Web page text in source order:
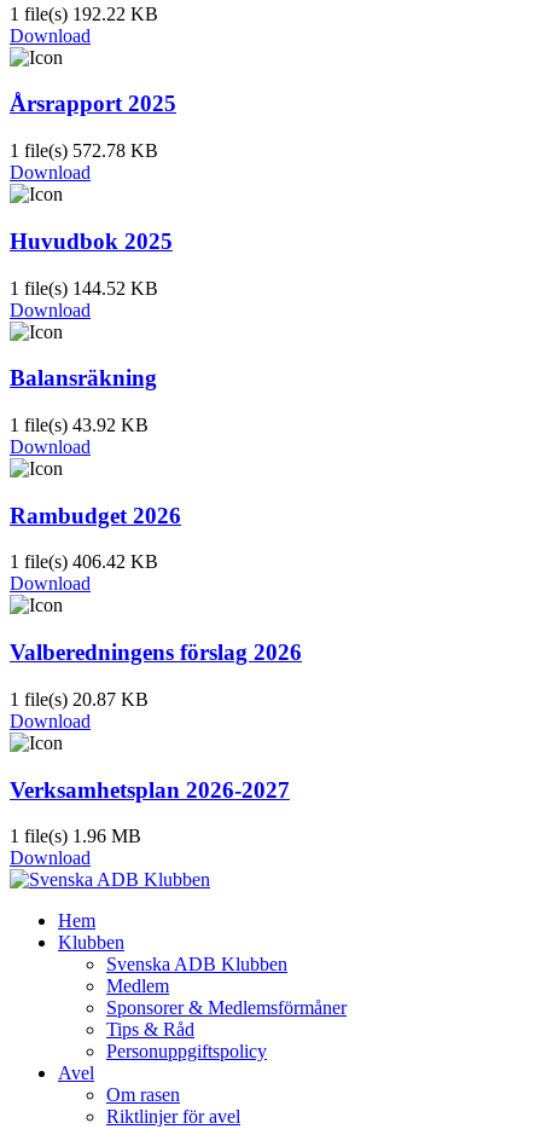
1 file(s) 192.22 KB
Download
Årsrapport 2025
1 file(s) 572.78 KB
Download
Huvudbok 2025
1 file(s) 144.52 KB
Download
Balansräkning
1 file(s) 43.92 KB
Download
Rambudget 2026
1 file(s) 406.42 KB
Download
Valberedningens förslag 2026
1 file(s) 20.87 KB
Download
Verksamhetsplan 2026-2027
1 file(s) 1.96 MB
Download
Hem
Klubben
Svenska ADB Klubben
Medlem
Sponsorer & Medlemsförmåner
Tips & Råd
Personuppgiftspolicy
Avel
Om rasen
Riktlinjer för avel